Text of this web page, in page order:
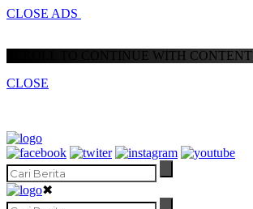
CLOSE ADS
SCROLL TO CONTINUE WITH CONTENT
CLOSE
✖